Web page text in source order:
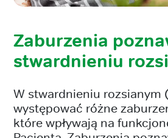
Zaburzenia
stwardnieniu
W stwardnieniu rozsianym
występować różne
które wpływają na